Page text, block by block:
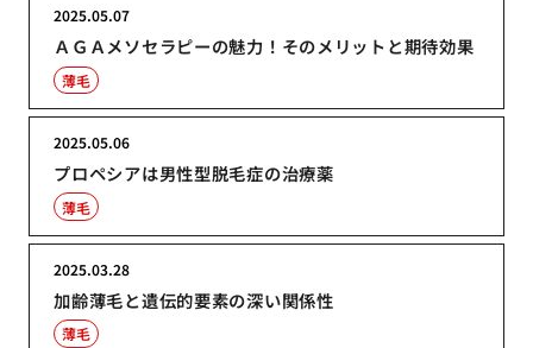
ＡＧＡメソセラピーの魅力！そのメリットと期待効果
2025.05.07
薄毛
プロペシアは男性型脱毛症の治療薬
2025.05.06
薄毛
加齢薄毛と遺伝的要素の深い関係性
2025.03.28
薄毛